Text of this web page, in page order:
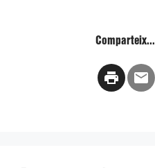
Comparteix...